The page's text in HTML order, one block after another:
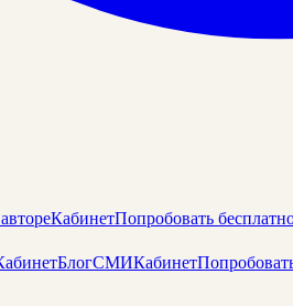
КабинетПопробовать
БлогСМИКабинет